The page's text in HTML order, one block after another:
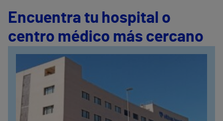
Encuentra tu hospital o
centro médico más cercano